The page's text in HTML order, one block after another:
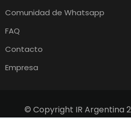
Comunidad de Whatsapp
FAQ
Contacto
Empresa
© Copyright IR Argentina